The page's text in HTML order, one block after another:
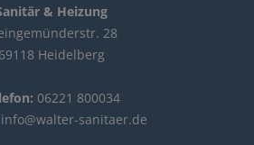
& Heizung
28
69118 Heidelberg
06221 800034
info@walter-sanitaer.de